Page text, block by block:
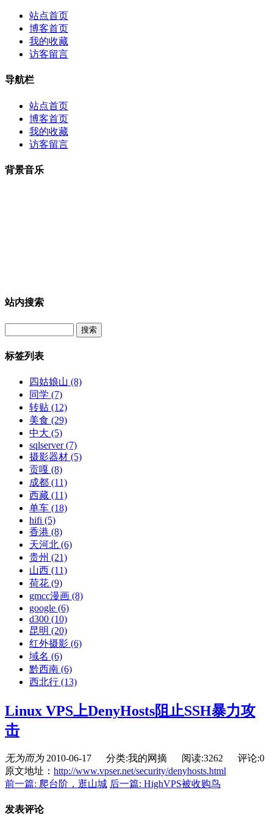
站点首页
博客首页
我的收藏
访客留言
导航栏
站点首页
博客首页
我的收藏
访客留言
背景音乐
站内搜索
标签列表
四姑娘山 (8)
同学 (7)
转贴 (12)
美食 (29)
中大 (5)
sqlserver(7)
摄影器材 (5)
贡嘎 (8)
成都 (11)
西藏 (11)
单车 (18)
hifi (5)
香港 (8)
天河北 (6)
贵州 (21)
山西 (11)
荷花 (9)
gmcc漫画 (8)
google (6)
d300 (10)
昆明 (20)
红外摄影 (6)
域名 (6)
黔西南 (6)
西北行 (13)
Linux VPS上DenyHosts阻止SSH暴力攻
击
无为而为 2010-06-17 分类:我的网摘 阅读:3262
评论:0
原文地址： http://www.vpser.net/security/denyhosts.html
前一篇: 爬台阶，逛山城 后一篇: HighVPS被收购鸟
发表评论